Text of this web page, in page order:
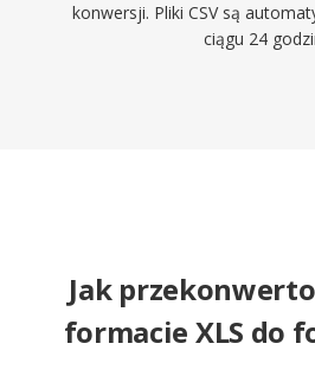
konwersji. Pliki CSV są
ciągu 24
Jak
formacie XLS do